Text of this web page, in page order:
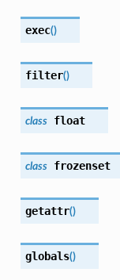
exec()
filter()
class float
class frozenset
getattr()
globals()